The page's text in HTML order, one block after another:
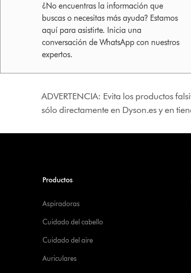
¿No encuentras la información que
buscas o necesitas más ayuda? Estamos
aquí para asistirte. Inicia una
conversación de WhatsApp con nuestros
expertos.
ADVERTENCIA: Evita los productos
sólo directamente en Dyson.es y en
Productos
Aspiradoras
Cuidado del cabello
Cuidado del aire
Auriculares